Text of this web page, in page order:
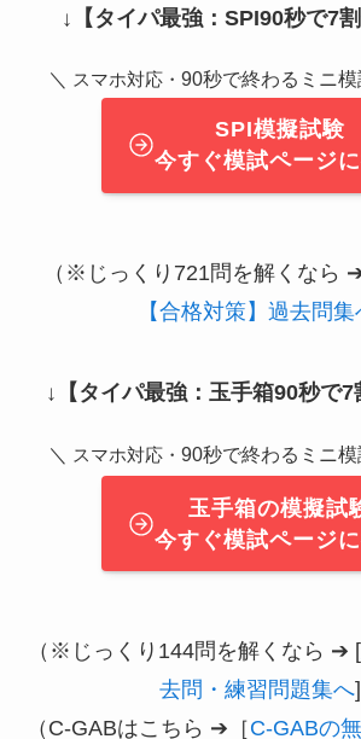
↓ 【タイパ最強：SPI90秒で7
＼ スマホ対応・ 90秒で終わるミニ模
SPI模擬試験
今すぐ模試ページに
（※じっくり721問を解くなら
【合格対策】過去問集
↓ 【タイパ最強：玉手箱90秒で7
＼ スマホ対応・ 90秒で終わるミニ模
玉手箱の模擬試
今すぐ模試ページに
（※じっくり144問を解くなら ➔ [
去問・練習問題集へ]
（C-GABはこちら ➔［C-GABの